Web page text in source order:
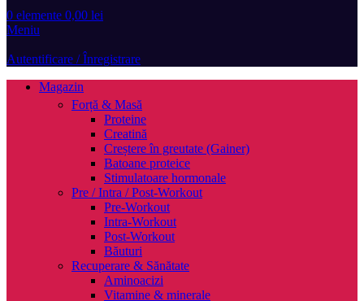
0 elemente 0,00 lei
Meniu
Autentificare / Înregistrare
Magazin
Forță & Masă
Proteine
Creatină
Creștere în greutate (Gainer)
Batoane proteice
Stimulatoare hormonale
Pre / Intra / Post-Workout
Pre-Workout
Intra-Workout
Post-Workout
Băuturi
Recuperare & Sănătate
Aminoacizi
Vitamine & minerale